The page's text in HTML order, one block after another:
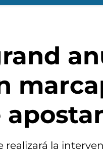
realizará la